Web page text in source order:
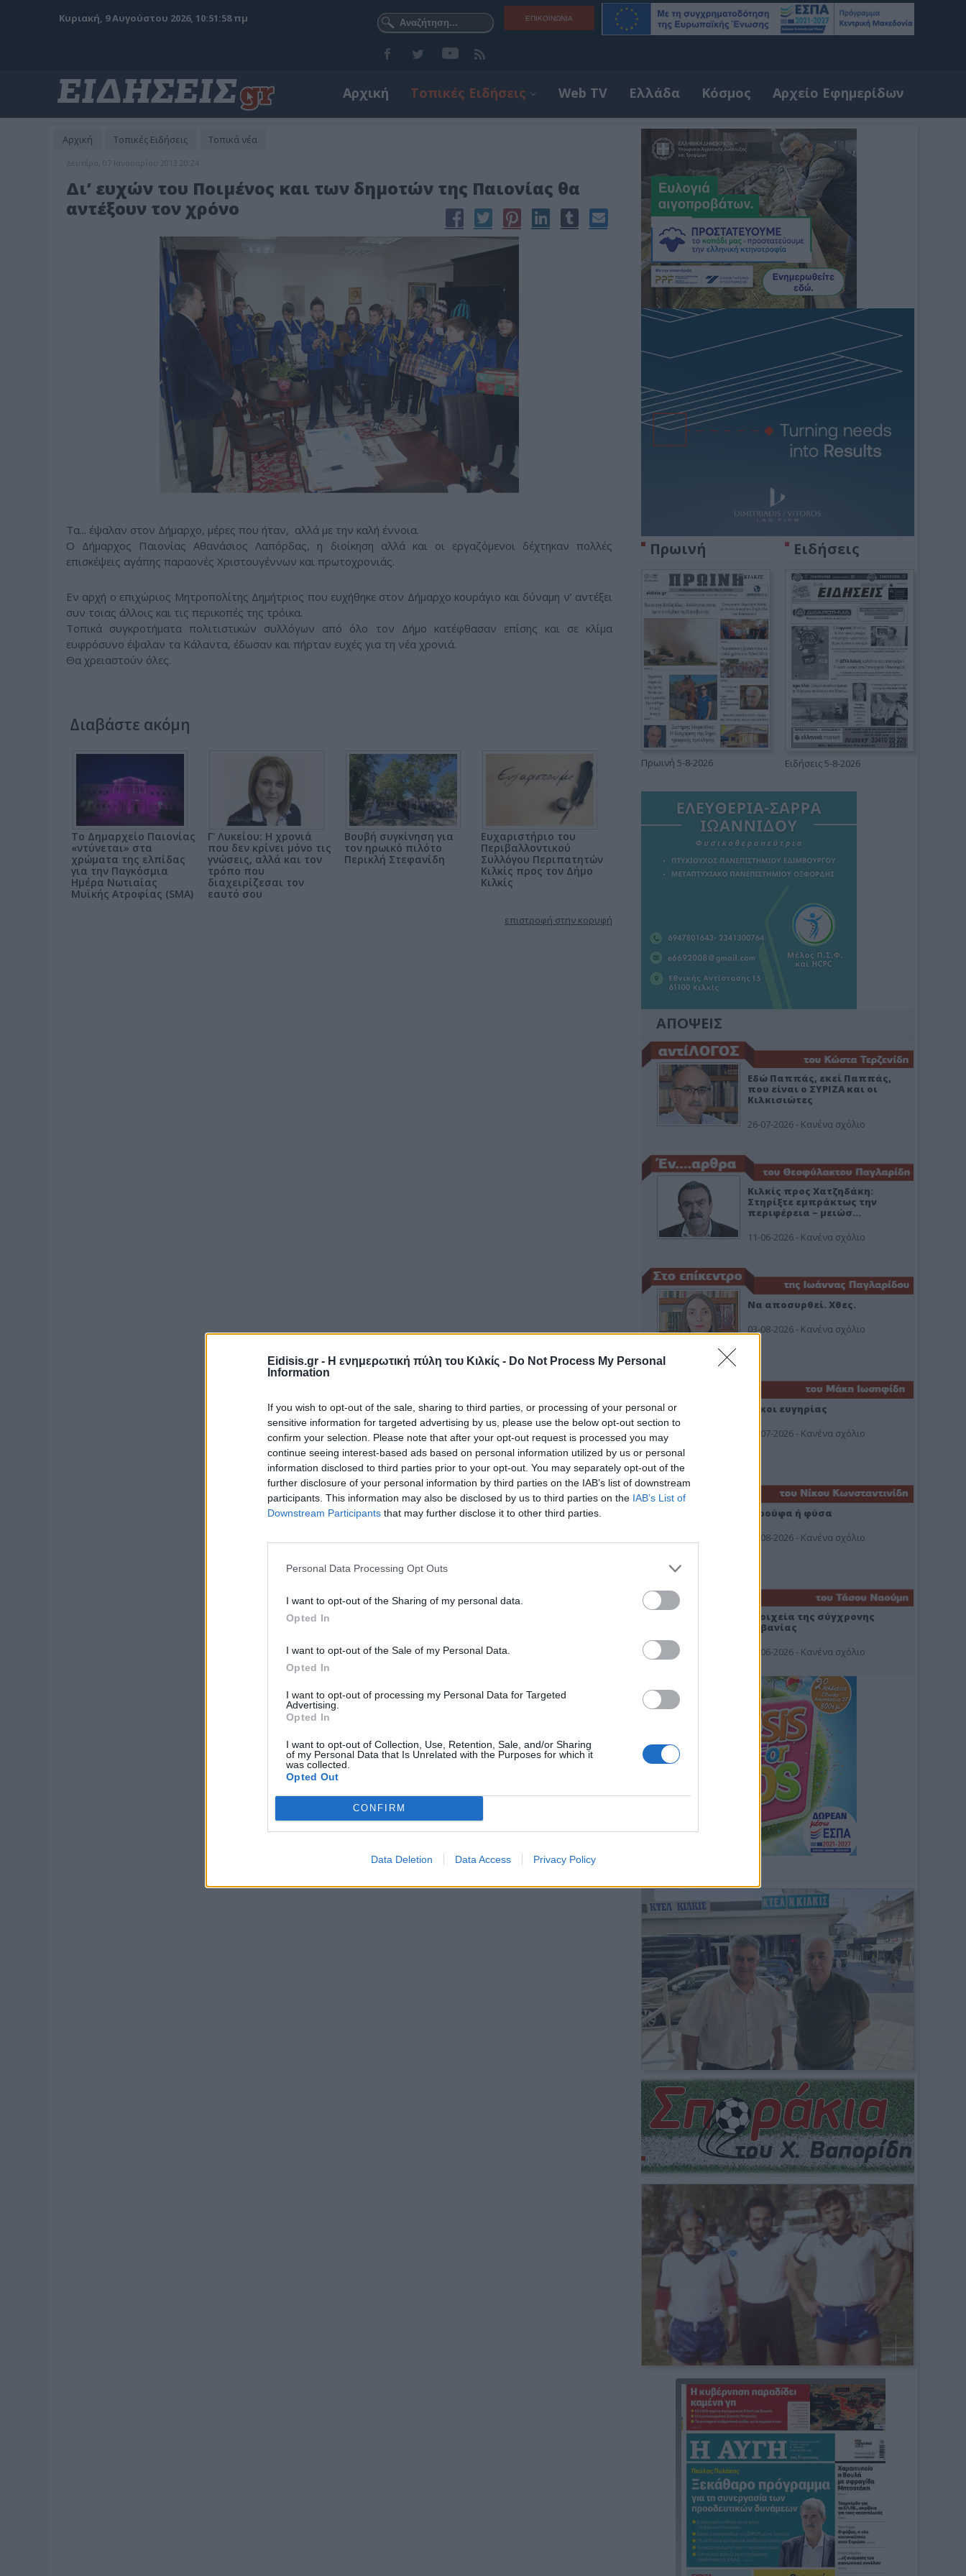
Eidisis.gr - Η ενημερωτική πύλη του Κιλκίς - Do Not Process My Personal
Information
If you wish to opt-out of the sale, sharing to third parties, or processing of your personal or
sensitive information for targeted advertising by us, please use the below opt-out section to
confirm your selection. Please note that after your opt-out request is processed you may
continue seeing interest-based ads based on personal information utilized by us or personal
information disclosed to third parties prior to your opt-out. You may separately opt-out of the
further disclosure of your personal information by third parties on the IAB’s list of downstream
participants. This information may also be disclosed by us to third parties on the IAB’s List of
Downstream Participants that may further disclose it to other third parties.
Personal Data Processing Opt Outs
I want to opt-out of the Sharing of my personal data.
Opted In
I want to opt-out of the Sale of my Personal Data.
Opted In
I want to opt-out of processing my Personal Data for Targeted
Advertising.
Opted In
I want to opt-out of Collection, Use, Retention, Sale, and/or Sharing
of my Personal Data that Is Unrelated with the Purposes for which it
was collected.
Opted Out
CONFIRM
Data Deletion Data Access Privacy Policy
ΕΠΙΚΟΙΝΩΝΊΑ
Κυριακή, 9 Αυγούστου 2026, 10:52:00 πμ
Αρχική Τοπικές Ειδήσεις Web TV Ελλάδα Κόσμος Αρχείο Εφημερίδων
Αρχική Τοπικές Ειδήσεις Τοπικά νέα
Δευτέρα, 07 Ιανουαρίου 2013 20:24
Δι’ ευχών του Ποιμένος και των δημοτών της Παιονίας θα
αντέξουν τον χρόνο
Τα... έψαλαν στον Δήμαρχο, μέρες που ήταν, αλλά με την καλή έννοια.
Ο Δήμαρχος Παιονίας Αθανάσιος Λαπόρδας, η διοίκηση αλλά και οι εργαζόμενοι δέχτηκαν πολλές
επισκέψεις αγάπης παραονές Χριστουγέννων και πρωτοχρονιάς.
Εν αρχή ο επιχώριος Μητροπολίτης Δημήτριος που ευχήθηκε στον Δήμαρχο κουράγιο και δύναμη ν’ αντέξει
συν τοιας άλλοις και τις περικοπές της τρόικα.
Τοπικά συγκροτήματα πολιτιστικών συλλόγων από όλο τον Δήμο κατέφθασαν επίσης και σε κλίμα
ευφρόσυνο έψαλαν τα Κάλαντα, έδωσαν και πήρταν ευχές για τη νέα χρονιά.
Θα χρειαστούν όλες.
Διαβάστε ακόμη
Το Δημαρχείο Παιονίας
«ντύνεται» στα
χρώματα της ελπίδας
για την Παγκόσμια
Ημέρα Νωτιαίας
Μυϊκής Ατροφίας (SMA)
Γ' Λυκείου: Η χρονιά
που δεν κρίνει μόνο τις
γνώσεις, αλλά και τον
τρόπο που
διαχειρίζεσαι τον
εαυτό σου
Βουβή συγκίνηση για
τον ηρωικό πιλότο
Περικλή Στεφανίδη
Ευχαριστήριο του
Περιβαλλοντικού
Συλλόγου Περιπατητών
Κιλκίς προς τον Δήμο
Κιλκίς
επιστροφή στην κορυφή
Πρωινή
Πρωινή 5-8-2026
Ειδήσεις
Ειδήσεις 5-8-2026
ΑΠΟΨΕΙΣ
Εδώ Παππάς, εκεί Παππάς,
που είναι ο ΣΥΡΙΖΑ και οι
Κιλκισιώτες
26-07-2026 - Κανένα σχόλιο
Κιλκίς προς Χατζηδάκη:
Στηρίξτε εμπράκτως την
περιφέρεια – μειώσ…
11-06-2026 - Κανένα σχόλιο
Να αποσυρθεί. Χθες.
03-08-2026 - Κανένα σχόλιο
Οίκοι ευγηρίας
24-07-2026 - Κανένα σχόλιο
Ή ρούφα ή φύσα
03-08-2026 - Κανένα σχόλιο
Στοιχεία της σύγχρονης
Αλβανίας
19-06-2026 - Κανένα σχόλιο